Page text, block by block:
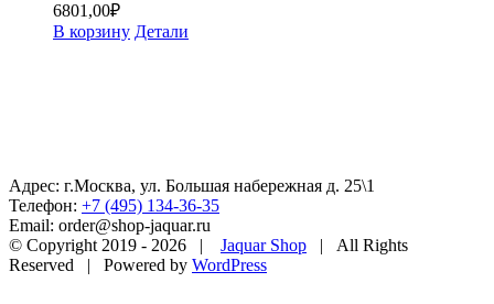
6801,00₽
В корзину Детали
Адрес: г.Москва, ул. Большая набережная д. 25\1
Телефон: +7 (495) 134-36-35
Email: order@shop-jaquar.ru
© Copyright 2019 - 2026 | Jaquar Shop | All Rights
Reserved | Powered by WordPress